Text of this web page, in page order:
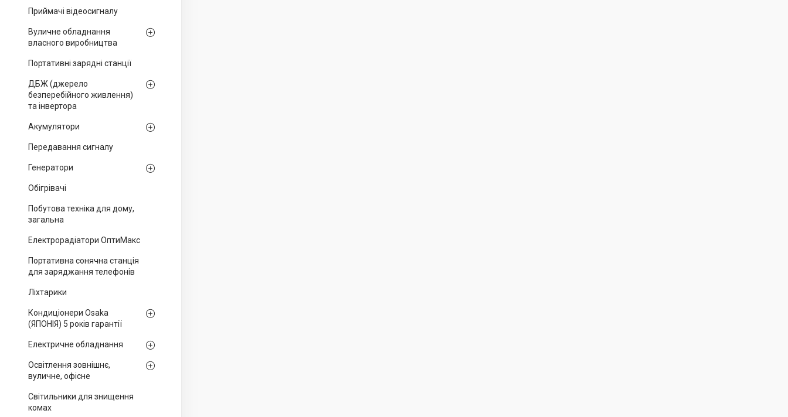
Приймачі відеосигналу
Вуличне обладнання
власного виробництва
Портативні зарядні станції
ДБЖ (джерело
безперебійного живлення)
та інвертора
Акумулятори
Передавання сигналу
Генератори
Обігрівачі
Побутова техніка для дому,
загальна
Електрорадіатори ОптиМакс
Портативна сонячна станція
для заряджання телефонів
Ліхтарики
Кондиціонери Osaka
(ЯПОНІЯ) 5 років гарантії
Електричне обладнання
Освітлення зовнішнє,
вуличне, офісне
Світильники для знищення
комах